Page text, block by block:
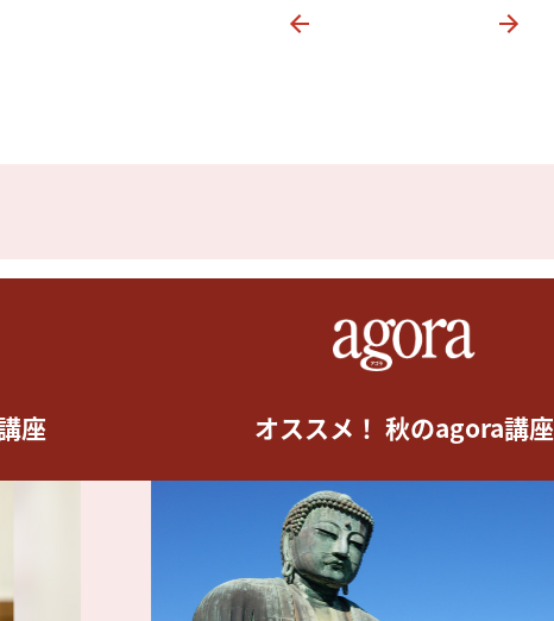
座 オススメ！ 秋のagora講座